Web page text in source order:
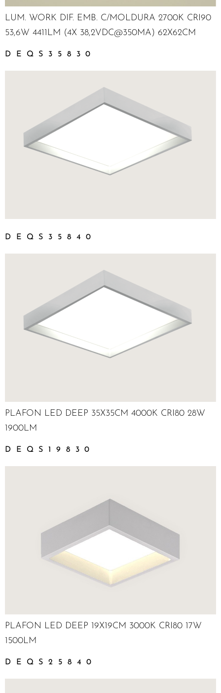
LUM. WORK DIF. EMB. C/MOLDURA 2700K CRI90
53,6W 4411LM (4X 38,2VDC@350MA) 62X62CM
DEQS35830
DEQS35840
PLAFON LED DEEP 35X35CM 4000K CRI80 28W
1900LM
DEQS19830
PLAFON LED DEEP 19X19CM 3000K CRI80 17W
1500LM
DEQS25840